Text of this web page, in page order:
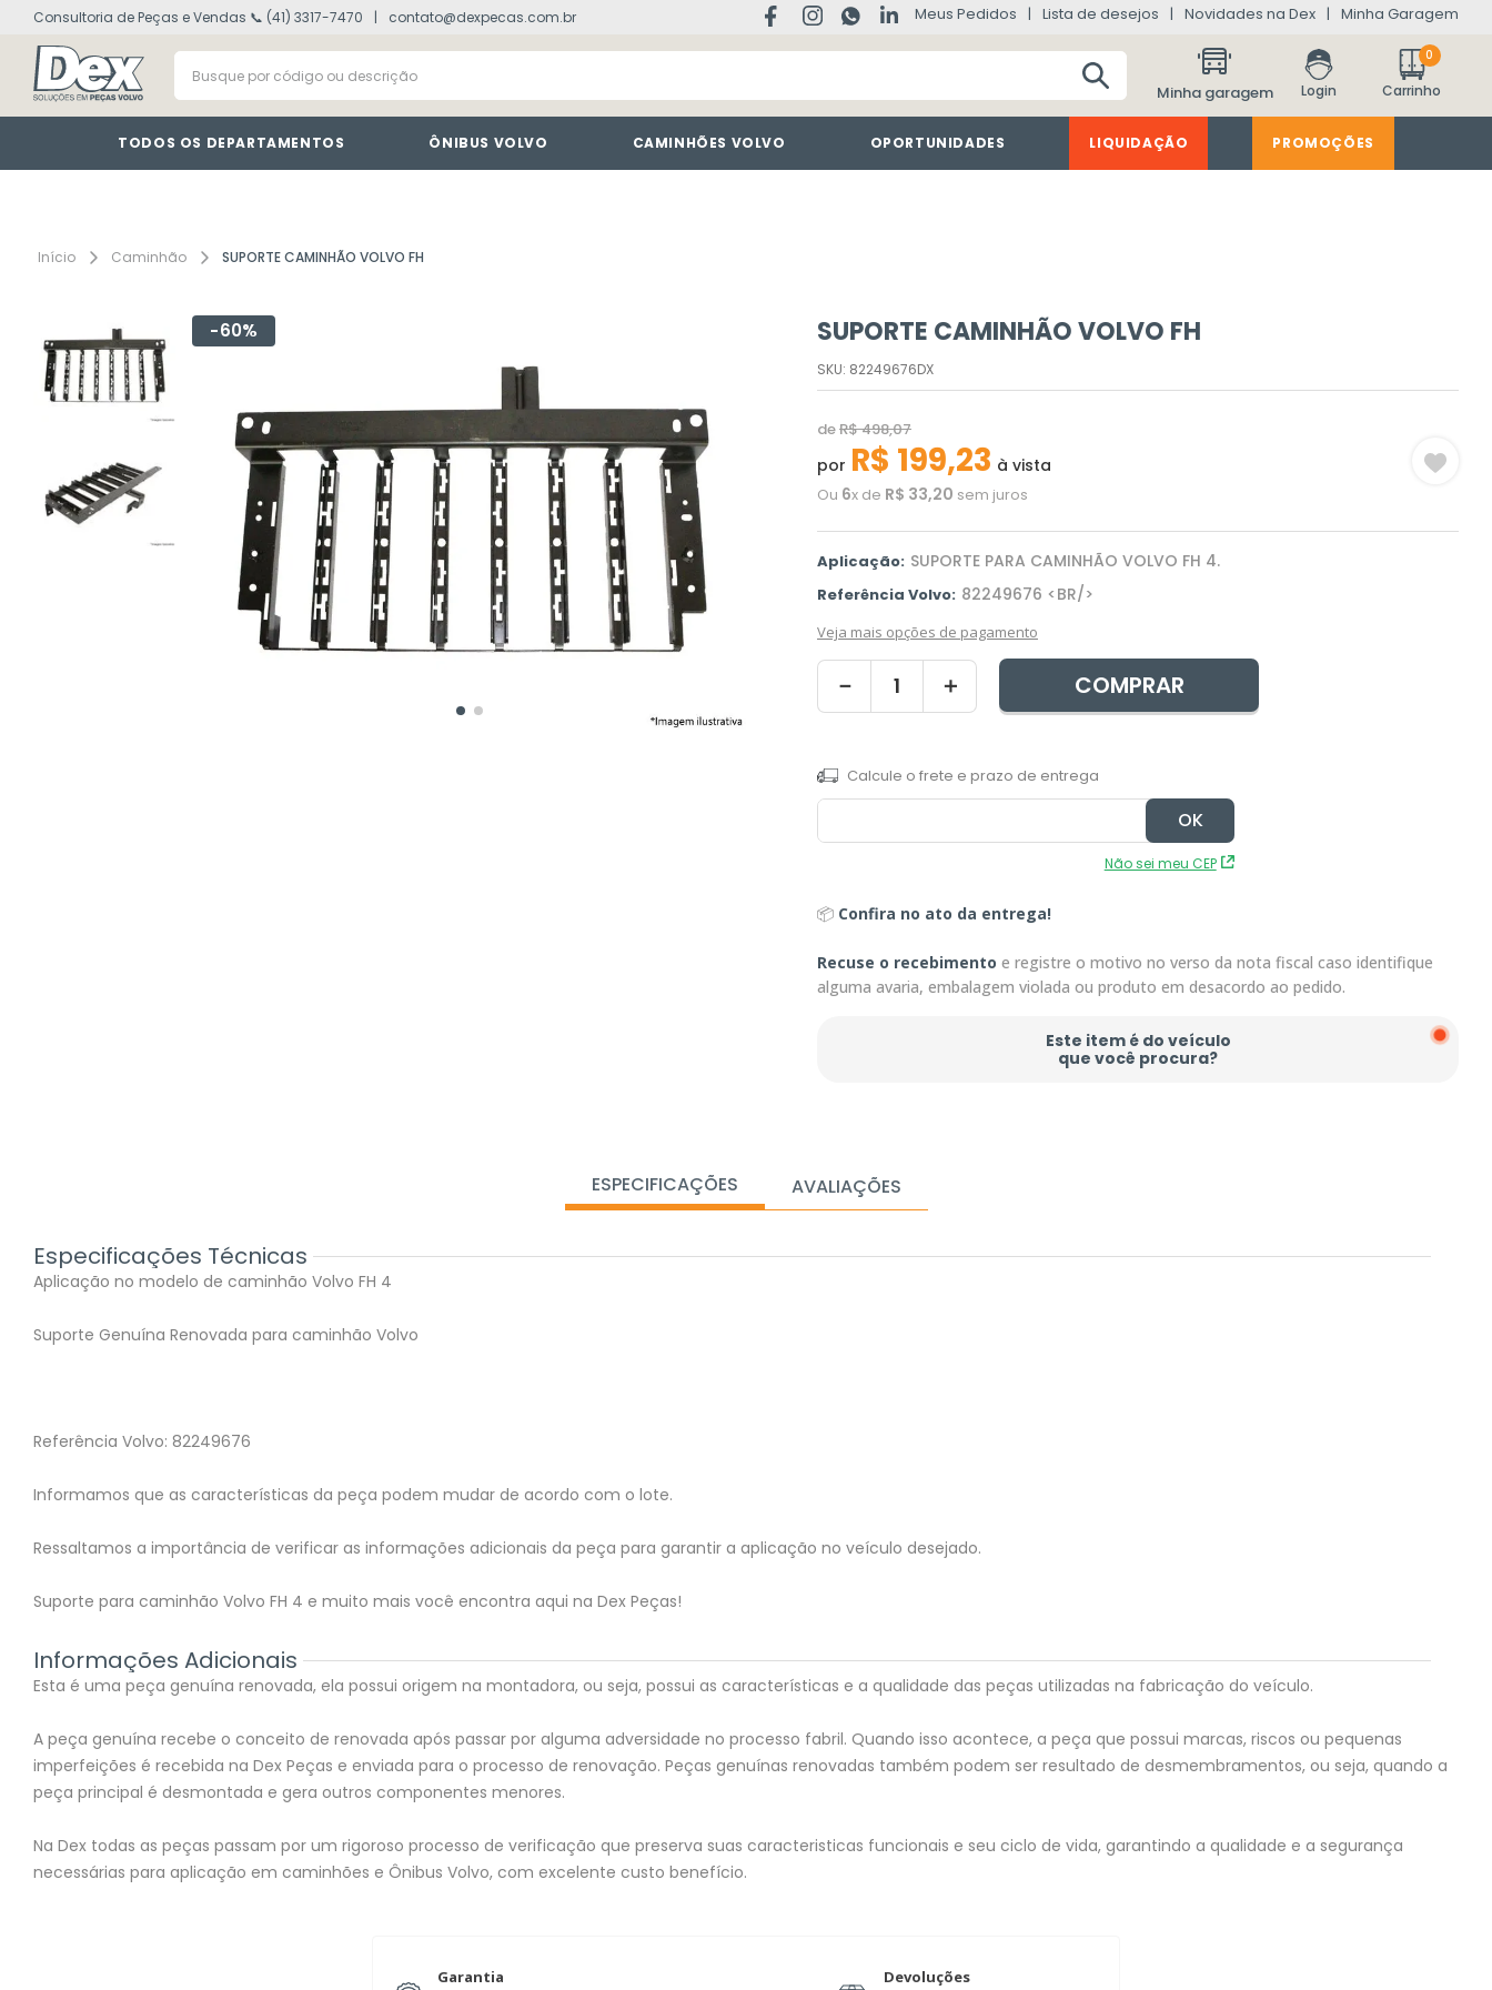
Consultoria de Peças e Vendas 📞 (41) 3317-7470 contato@dexpecas.com.br Meus Pedidos Lista de desejos Novidades na Dex Minha Garagem
Busque por código ou descrição
Minha garagem
0
TODOS OS DEPARTAMENTOS ÔNIBUS VOLVO CAMINHÕES VOLVO OPORTUNIDADES LIQUIDAÇÃO PROMOÇÕES
Caminhão SUPORTE CAMINHÃO VOLVO FH
60% SUPORTE CAMINHÃO VOLVO FH
SKU: 82249676DX
deR$498,07
por R$ 199,23 à vista
Ou 6x de R$ 33,20 sem juros
Aplicação: SUPORTE PARA CAMINHÃO VOLVO FH 4.
Referência Volvo: 82249676 <BR/>
Veja mais opções de pagamento
＋
－ COMPRAR
Não sei meu CEP
📦 Confira no ato da entrega!
Recuse o recebimento e registre o motivo no verso da nota fiscal caso identifique
alguma avaria, embalagem violada ou produto em desacordo ao pedido.
Este item é do veículo
que você procura?
ESPECIFICAÇÕES AVALIAÇÕES
Especificações Técnicas
Aplicação no modelo de caminhão Volvo FH 4
Suporte Genuína Renovada para caminhão Volvo
Referência Volvo: 82249676
Informamos que as características da peça podem mudar de acordo com o lote.
Ressaltamos a importância de verificar as informações adicionais da peça para garantir a aplicação no veículo desejado.
Suporte para caminhão Volvo FH 4 e muito mais você encontra aqui na Dex Peças!
Informações Adicionais
Esta é uma peça genuína renovada, ela possui origem na montadora, ou seja, possui as características e a qualidade das peças utilizadas na fabricação do veículo.
A peça genuína recebe o conceito de renovada após passar por alguma adversidade no processo fabril. Quando isso acontece, a peça que possui marcas, riscos ou pequenas
imperfeições é recebida na Dex Peças e enviada para o processo de renovação. Peças genuínas renovadas também podem ser resultado de desmembramentos, ou seja, quando a
peça principal é desmontada e gera outros componentes menores.
Na Dex todas as peças passam por um rigoroso processo de verificação que preserva suas caracteristicas funcionais e seu ciclo de vida, garantindo a qualidade e a segurança
necessárias para aplicação em caminhões e Ônibus Volvo, com excelente custo benefício.
Garantia
Devoluções
1º volvo fh
3º vm
4º farol
5º defletor
7 interruptor
º tacografo